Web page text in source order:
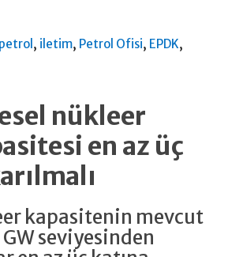
petrol , iletim, Petrol Ofisi, EPDK,
nükleer
en az üç
kapasitenin mevcut
seviyesinden